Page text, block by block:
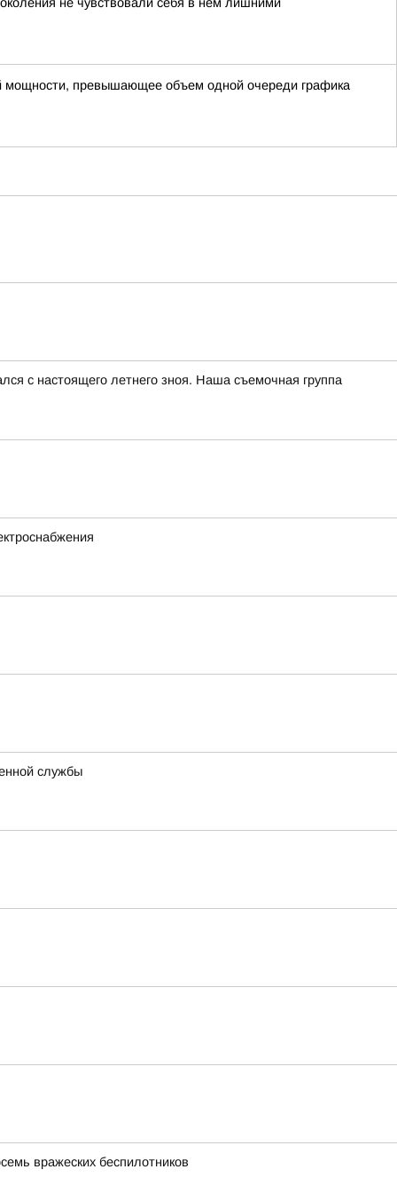
мощности, превышающее объем одной очереди графика
с настоящего летнего зноя. Наша съемочная группа
службы
вражеских беспилотников